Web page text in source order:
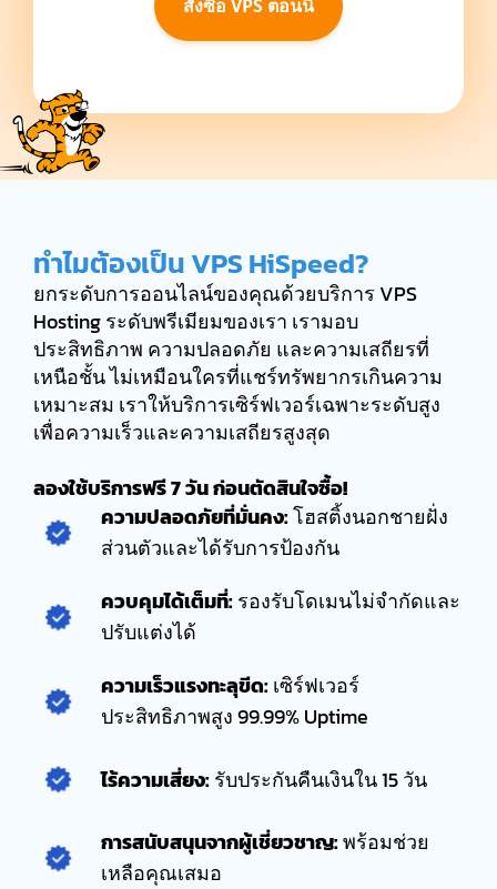
สั่งซื้อ VPS ตอนนี้
ทำไมต้องเป็น VPS HiSpeed?
ยกระดับการออนไลน์ของคุณด้วยบริการ VPS
Hosting ระดับพรีเมียมของเรา เรามอบ
ประสิทธิภาพ ความปลอดภัย และความเสถียรที่
เหนือชั้น ไม่เหมือนใครที่แชร์ทรัพยากรเกินความ
เหมาะสม เราให้บริการเซิร์ฟเวอร์เฉพาะระดับสูง
เพื่อความเร็วและความเสถียรสูงสุด
ลองใช้บริการฟรี 7 วัน ก่อนตัดสินใจซื้อ!
ความปลอดภัยที่มั่นคง:โฮสติ้งนอกชายฝั่ง
ส่วนตัวและได้รับการป้องกัน
ควบคุมได้เต็มที่:รองรับโดเมนไม่จำกัดและ
ปรับแต่งได้
ความเร็วแรงทะลุขีด:เซิร์ฟเวอร์
ประสิทธิภาพสูง 99.99% Uptime
ไร้ความเสี่ยง:รับประกันคืนเงินใน 15 วัน
การสนับสนุนจากผู้เชี่ยวชาญ:พร้อมช่วย
เหลือคุณเสมอ